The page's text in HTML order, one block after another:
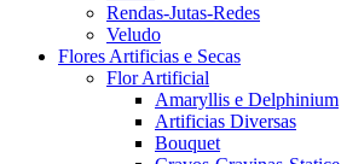
Rendas-Jutas-Redes
Veludo
Flores Artificias e Secas
Flor Artificial
Amaryllis e Delphinium
Artificias Diversas
Bouquet